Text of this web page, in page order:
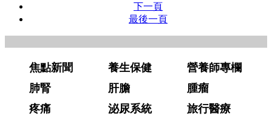
下一頁
最後一頁
焦點新聞 養生保健
營養師專欄
肺腎
肝膽
腫瘤
疼痛
泌尿系統
旅行醫療